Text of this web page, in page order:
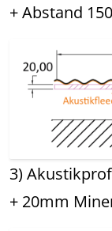
+ Abstand
3)
+ 20mm